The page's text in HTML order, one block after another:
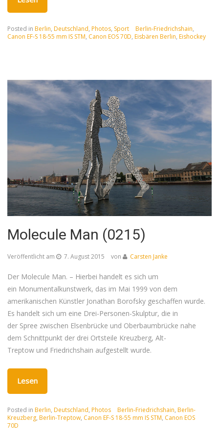
Posted in Berlin, Deutschland, Photos, Sport Berlin-Friedrichshain,
Canon EF-S 18-55 mm IS STM, Canon EOS 70D, Eisbären Berlin, Eishockey
Molecule Man (0215)
Veröffentlicht am 7. August 2015 von Carsten Janke
Der Molecule Man. – Hierbei handelt es sich um
ein Monumentalkunstwerk, das im Mai 1999 von dem
amerikanischen Künstler Jonathan Borofsky geschaffen wurde.
Es handelt sich um eine Drei-Personen-Skulptur, die in
der Spree zwischen Elsenbrücke und Oberbaumbrücke nahe
dem Schnittpunkt der drei Ortsteile Kreuzberg, Alt-
Treptow und Friedrichshain aufgestellt wurde.
Lesen
Posted in Berlin, Deutschland, Photos Berlin-Friedrichshain, Berlin-
Kreuzberg, Berlin-Treptow, Canon EF-S 18-55 mm IS STM, Canon EOS
70D